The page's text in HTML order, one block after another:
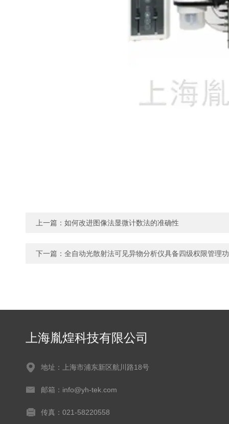
上一篇： 如何改进图像法显微计数法的准确性
下一篇： 全自动光散射法可见异物分析仪具备四级权限管理
上海胤煌科技有限公司
地址：上海市浦东新区航川路18号
邮箱：info@yh-tek.com
传真：021-58220558